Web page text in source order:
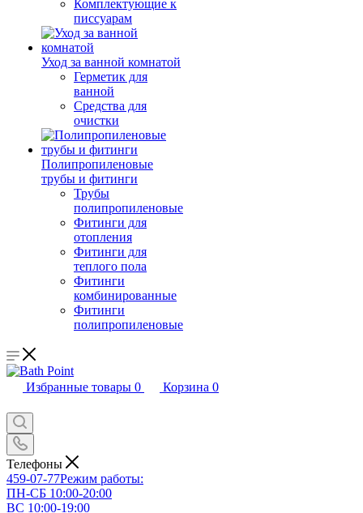
Комплектующие к
писсуарам
Уход за ванной комнатой
Герметик для
ванной
Средства для
очистки
Полипропиленовые
трубы и фитинги
Трубы
полипропиленовые
Фитинги для
отопления
Фитинги для
теплого пола
Фитинги
комбинированные
Фитинги
полипропиленовые
Избранные товары 0 Корзина 0
Телефоны
459-07-77Режим работы:
ПН-СБ 10:00-20:00
ВС 10:00-19:00